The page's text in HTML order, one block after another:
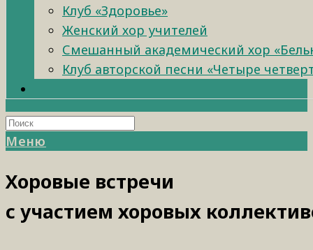
Клуб «Здоровье»
Женский хор учителей
Смешанный академический хор
Клуб авторской песни «Четыре
Меню
Хоровые встречи
с участием хоровых